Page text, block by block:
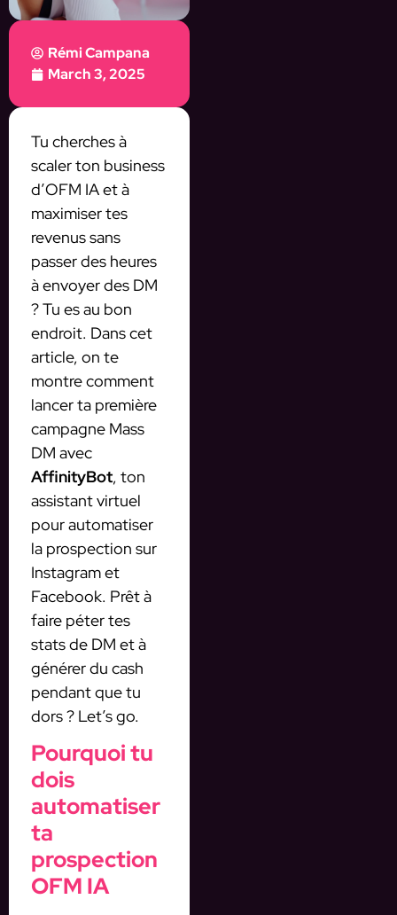
Rémi Campana
March 3, 2025
Tu cherches à
scaler ton business
d’OFM IA et à
maximiser tes
revenus sans
passer des heures
à envoyer des DM
? Tu es au bon
endroit. Dans cet
article, on te
montre comment
lancer ta première
campagne Mass
DM avec
AffinityBot, ton
assistant virtuel
pour automatiser
la prospection sur
Instagram et
Facebook. Prêt à
faire péter tes
stats de DM et à
générer du cash
pendant que tu
dors ? Let’s go.
Pourquoi tu
dois
automatiser
ta
prospection
OFM IA